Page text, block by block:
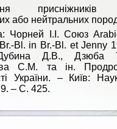
або нейтральних
Чорней І.І. Союз
Bl. in Br.-Bl. et Jenny
Д.В., Дзюба
С.М. та ін.
України. – Київ:
– С. 425.